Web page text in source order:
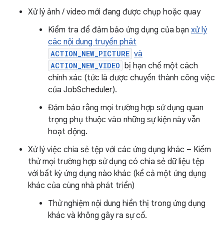
Xử lý ảnh / video mới đang được chụp hoặc quay
Kiểm tra để đảm bảo ứng dụng của bạn xử lý
các nội dung truyền phát
ACTION_NEW_PICTURE và
ACTION_NEW_VIDEO bị hạn chế một cách
chính xác (tức là được chuyển thành công việc
của JobScheduler).
Đảm bảo rằng mọi trường hợp sử dụng quan
trọng phụ thuộc vào những sự kiện này vẫn
hoạt động.
Xử lý việc chia sẻ tệp với các ứng dụng khác – Kiểm
thử mọi trường hợp sử dụng có chia sẻ dữ liệu tệp
với bất kỳ ứng dụng nào khác (kể cả một ứng dụng
khác của cùng nhà phát triển)
Thử nghiệm nội dung hiển thị trong ứng dụng
khác và không gây ra sự cố.